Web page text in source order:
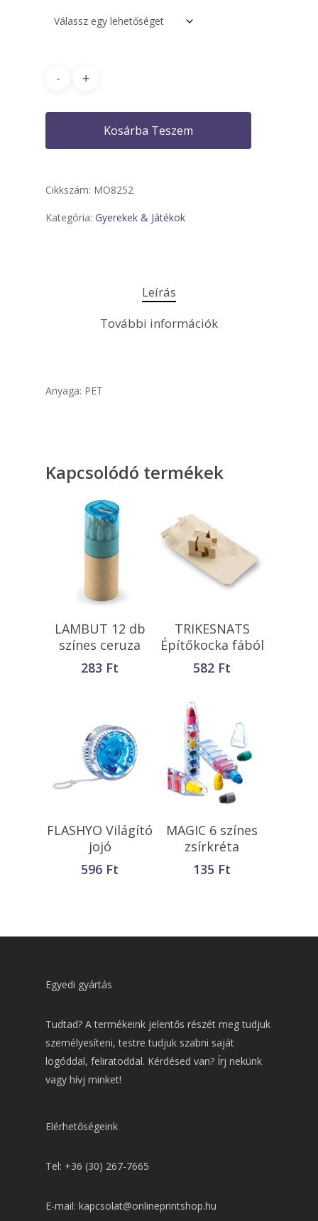
Kosárba Teszem
Cikkszám: MO8252
Kategória: Gyerekek & Játékok
Leírás
További információk
Anyaga: PET
Kapcsolódó termékek
Opciók Választása
LAMBUT 12 db
színes ceruza
283 Ft
Kosárba
Teszem
TRIKESNATS
Építőkocka fából
582 Ft
Kosárba
Teszem
FLASHYO Világító
jojó
596 Ft
Kosárba
Teszem
MAGIC 6 színes
zsírkréta
135 Ft
Egyedi gyártás
Tudtad? A termékeink jelentős részét meg tudjuk
személyesíteni, testre tudjuk szabni saját
logóddal, feliratoddal. Kérdésed van? Írj nekünk
vagy hívj minket!
Elérhetőségeink
Tel: +36 (30) 267-7665
E-mail: kapcsolat@onlineprintshop.hu